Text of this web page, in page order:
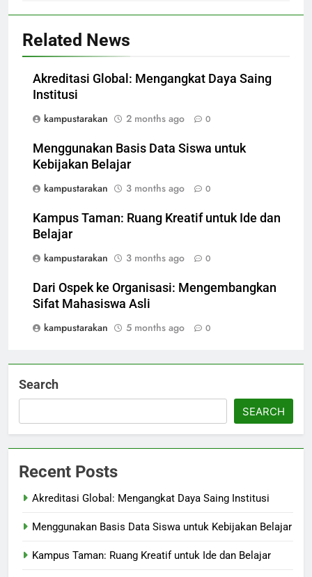
Related News
Akreditasi Global: Mengangkat Daya Saing
Institusi
kampustarakan
2 months ago 0
Menggunakan Basis Data Siswa untuk
Kebijakan Belajar
kampustarakan
3 months ago 0
Kampus Taman: Ruang Kreatif untuk Ide dan
Belajar
kampustarakan
3 months ago 0
Dari Ospek ke Organisasi: Mengembangkan
Sifat Mahasiswa Asli
kampustarakan
5 months ago 0
Search
SEARCH
Recent Posts
Akreditasi Global: Mengangkat Daya Saing Institusi
Menggunakan Basis Data Siswa untuk Kebijakan Belajar
Kampus Taman: Ruang Kreatif untuk Ide dan Belajar